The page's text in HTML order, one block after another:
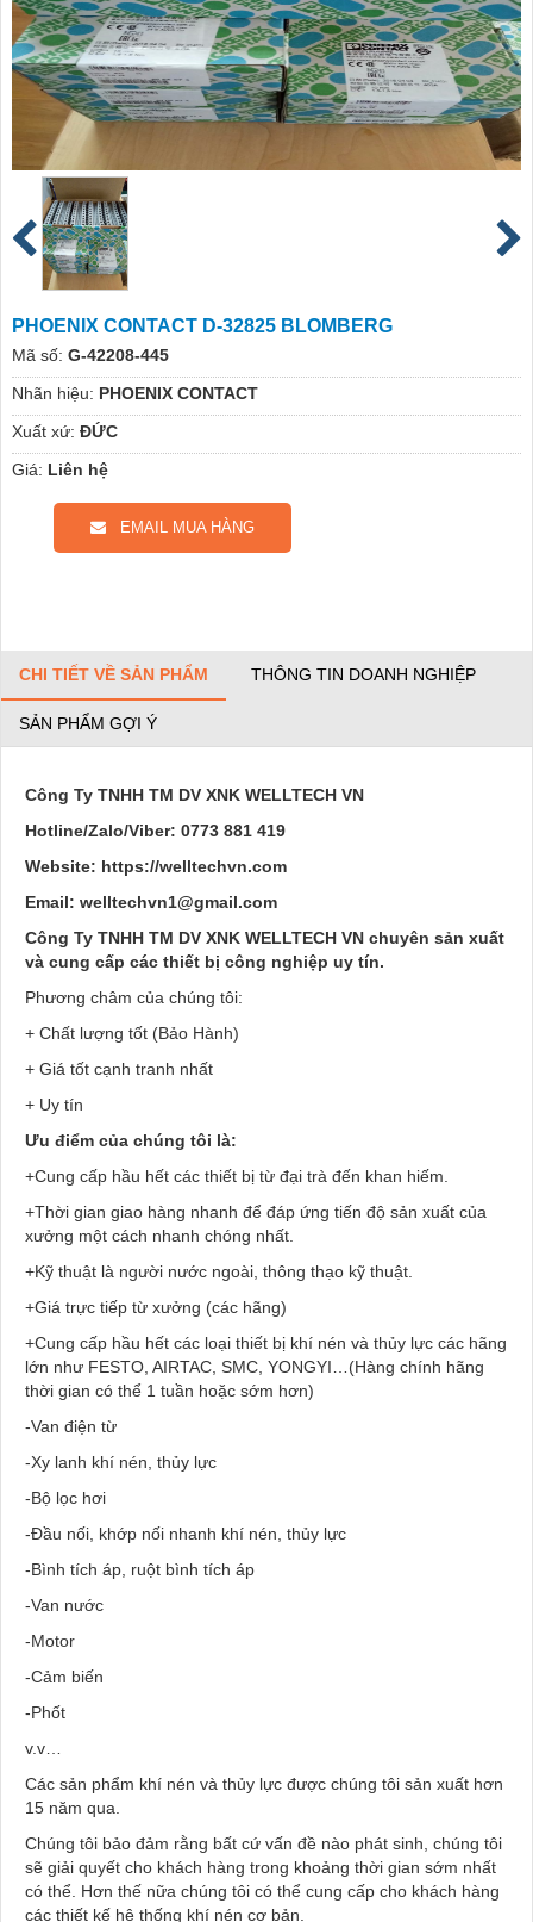
PHOENIX CONTACT D-32825 BLOMBERG
Mã số: G-42208-445
Nhãn hiệu: PHOENIX CONTACT
Xuất xứ: ĐỨC
Giá: Liên hệ
EMAIL MUA HÀNG
CHI TIẾT VỀ SẢN PHẨM THÔNG TIN DOANH NGHIỆP
SẢN PHẨM GỢI Ý
Công Ty TNHH TM DV XNK WELLTECH VN
Hotline/Zalo/Viber: 0773 881 419
Website: https://welltechvn.com
Email: welltechvn1@gmail.com
Công Ty TNHH TM DV XNK WELLTECH VN chuyên sản xuất
và cung cấp các thiết bị công nghiệp uy tín.
Phương châm của chúng tôi:
+ Chất lượng tốt (Bảo Hành)
+ Giá tốt cạnh tranh nhất
+ Uy tín
Ưu điểm của chúng tôi là:
+Cung cấp hầu hết các thiết bị từ đại trà đến khan hiếm.
+Thời gian giao hàng nhanh để đáp ứng tiến độ sản xuất của
xưởng một cách nhanh chóng nhất.
+Kỹ thuật là người nước ngoài, thông thạo kỹ thuật.
+Giá trực tiếp từ xưởng (các hãng)
+Cung cấp hầu hết các loại thiết bị khí nén và thủy lực các hãng
lớn như FESTO, AIRTAC, SMC, YONGYI…(Hàng chính hãng
thời gian có thể 1 tuần hoặc sớm hơn)
-Van điện từ
-Xy lanh khí nén, thủy lực
-Bộ lọc hơi
-Đầu nối, khớp nối nhanh khí nén, thủy lực
-Bình tích áp, ruột bình tích áp
-Van nước
-Motor
-Cảm biến
-Phốt
v.v…
Các sản phẩm khí nén và thủy lực được chúng tôi sản xuất hơn
15 năm qua.
Chúng tôi bảo đảm rằng bất cứ vấn đề nào phát sinh, chúng tôi
sẽ giải quyết cho khách hàng trong khoảng thời gian sớm nhất
có thể. Hơn thế nữa chúng tôi có thể cung cấp cho khách hàng
các thiết kế hệ thống khí nén cơ bản.